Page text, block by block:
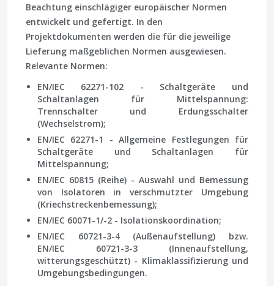
Beachtung einschlägiger europäischer Normen
entwickelt und gefertigt. In den
Projektdokumenten werden die für die jeweilige
Lieferung maßgeblichen Normen ausgewiesen.
Relevante Normen:
EN/IEC 62271-102 - Schaltgeräte und
Schaltanlagen für Mittelspannung:
Trennschalter und Erdungsschalter
(Wechselstrom);
EN/IEC 62271-1 - Allgemeine Festlegungen für
Schaltgeräte und Schaltanlagen für
Mittelspannung;
EN/IEC 60815 (Reihe) - Auswahl und Bemessung
von Isolatoren in verschmutzter Umgebung
(Kriechstreckenbemessung);
EN/IEC 60071-1/-2 - Isolationskoordination;
EN/IEC 60721-3-4 (Außenaufstellung) bzw.
EN/IEC 60721-3-3 (Innenaufstellung,
witterungsgeschützt) - Klimaklassifizierung und
Umgebungsbedingungen.